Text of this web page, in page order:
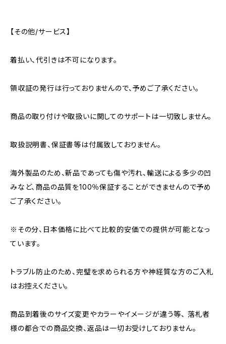
【その他/サービス】
着払い、代引きは不可になります。
領収証の発行は行っておりませんので、予めご了承ください。
商品の取り付けや取扱いに関してのサポートは一切致しません。
取扱説明書、保証書等は付属致しておりません。
海外製品のため、新品であっても傷や汚れ、輸送による多少の凹
みなど、商品の品質を100％保証することができませんので予め
ご了承ください。
※その分、日本価格に比べて比較的安価での提供が可能となっ
ています。
トラブル防止のため、完璧を求められる方や神経質な方のご入札
はお控えください。
商品到着後のサイズ変更やカラーやイメージが違う等、 落札者
様の都合での商品交換、返品は一切お受けしておりません。